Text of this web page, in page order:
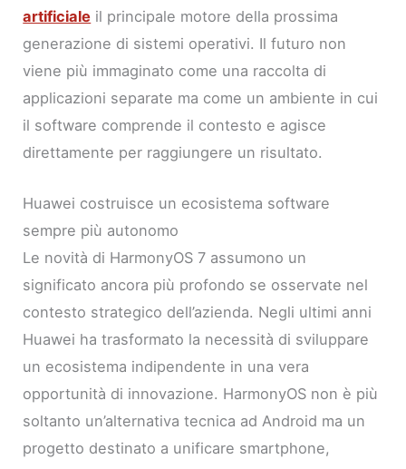
artificiale il principale motore della prossima
generazione di sistemi operativi. Il futuro non
viene più immaginato come una raccolta di
applicazioni separate ma come un ambiente in cui
il software comprende il contesto e agisce
direttamente per raggiungere un risultato.
Huawei costruisce un ecosistema software
sempre più autonomo
Le novità di HarmonyOS 7 assumono un
significato ancora più profondo se osservate nel
contesto strategico dell’azienda. Negli ultimi anni
Huawei ha trasformato la necessità di sviluppare
un ecosistema indipendente in una vera
opportunità di innovazione. HarmonyOS non è più
soltanto un’alternativa tecnica ad Android ma un
progetto destinato a unificare smartphone,